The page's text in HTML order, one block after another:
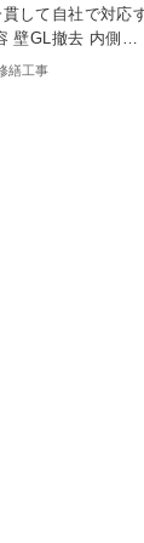
して自社で対応
壁GL撤去 内側…
繕工事